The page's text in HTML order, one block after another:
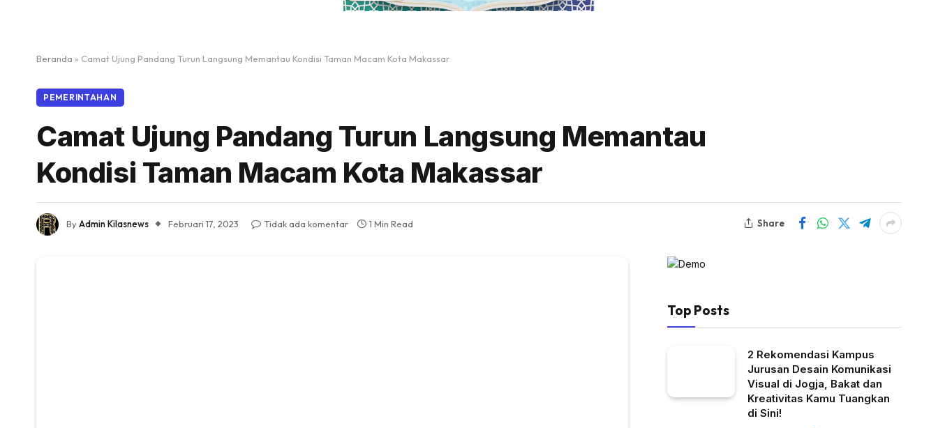
Beranda » Camat Ujung Pandang Turun Langsung Memantau Kondisi Taman Macam Kota Makassar
PEMERINTAHAN
Camat Ujung Pandang Turun Langsung Memantau
Kondisi Taman Macam Kota Makassar
ByAdmin Kilasnews Februari 17, 2023 Tidak ada komentar 1 Min Read Share
Top Posts
2 Rekomendasi Kampus
Jurusan Desain Komunikasi
Visual di Jogja, Bakat dan
Kreativitas Kamu Tuangkan
di Sini!